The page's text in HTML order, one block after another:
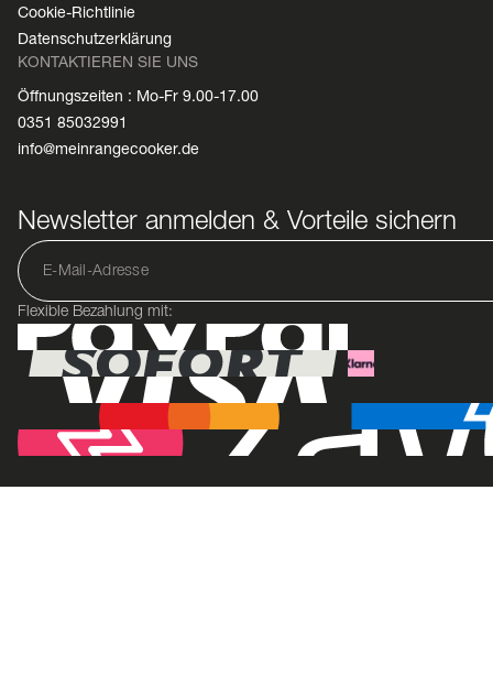
Cookie-Richtlinie
Datenschutzerklärung
KONTAKTIEREN SIE UNS
Öffnungszeiten : Mo-Fr 9.00-17.00
0351 85032991
info@meinrangecooker.de
Newsletter anmelden & Vorteile sichern
Flexible Bezahlung mit: